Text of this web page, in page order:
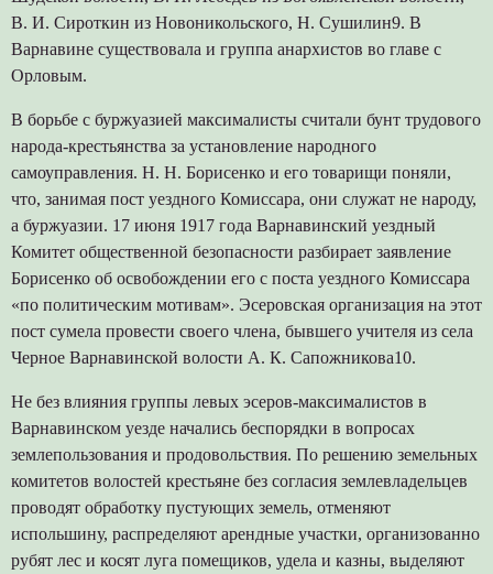
В. И. Сироткин из Новоникольского, Н. Сушилин9. В
Варнавине существовала и группа анархистов во главе с
Орловым.
В борьбе с буржуазией максималисты считали бунт трудового
народа-крестьянства за установление народного
самоуправления. Н. Н. Борисенко и его товарищи поняли,
что, занимая пост уездного Комиссара, они служат не народу,
а буржуазии. 17 июня 1917 года Варнавинский уездный
Комитет общественной безопасности разбирает заявление
Борисенко об освобождении его с поста уездного Комиссара
«по политическим мотивам». Эсеровская организация на этот
пост сумела провести своего члена, бывшего учителя из села
Черное Варнавинской волости А. К. Сапожникова10.
Не без влияния группы левых эсеров-максималистов в
Варнавинском уезде начались беспорядки в вопросах
землепользования и продовольствия. По решению земельных
комитетов волостей крестьяне без согласия землевладельцев
проводят обработку пустующих земель, отменяют
испольшину, распределяют арендные участки, организованно
рубят лес и косят луга помещиков, удела и казны, выделяют